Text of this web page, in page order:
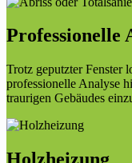
Professionelle
Trotz geputzter Fenster
professionelle Analyse
traurigen Gebäudes